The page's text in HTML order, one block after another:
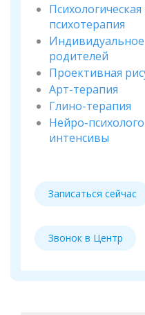
психотерапия
родителей
Проективная
Арт-терапия
Глино-терапия
Нейро-
интенсивы
Записаться сейчас
Звонок в Центр